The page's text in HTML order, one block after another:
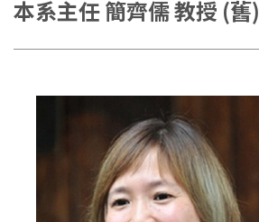
本系主任 簡齊儒 教授 (舊)